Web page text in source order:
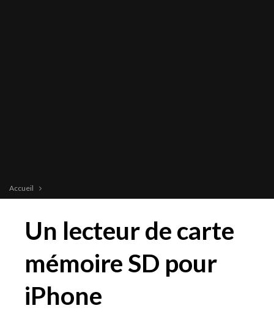
Accueil
Un lecteur de carte
mémoire SD pour
iPhone